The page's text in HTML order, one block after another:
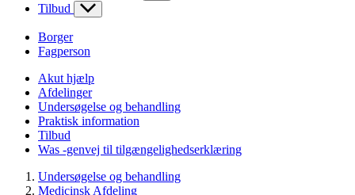
Tilbud
Borger
Fagperson
Akut hjælp
Afdelinger
Undersøgelse og behandling
Praktisk information
Tilbud
Was -genvej til tilgængelighedserklæring
Undersøgelse og behandling
Medicinsk Afdeling